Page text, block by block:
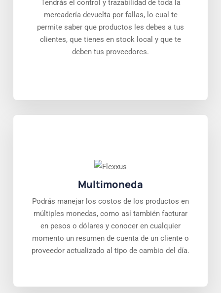
Tendrás el control y trazabilidad de toda la
mercadería devuelta por fallas, lo cual te
permite saber que productos les debes a tus
clientes, que tienes en stock local y que te
deben tus proveedores.
Multimoneda
Podrás manejar los costos de los productos en
múltiples monedas, como así también facturar
en pesos o dólares y conocer en cualquier
momento un resumen de cuenta de un cliente o
proveedor actualizado al tipo de cambio del día.